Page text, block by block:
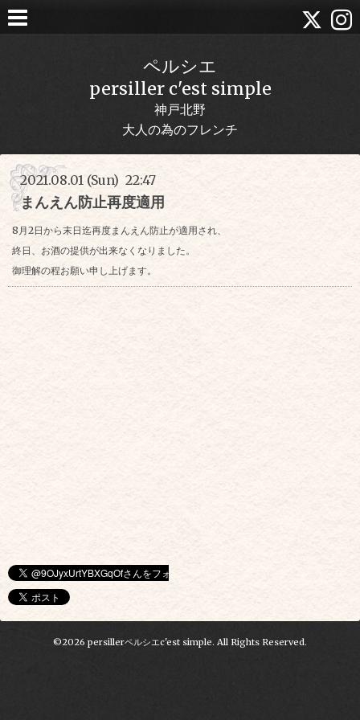
ペルシエ
persiller c'est simple
神戸北野
大人の為のフレンチ
2021.08.01 (Sun) 22:47
まんえん防止再度適用
8月2日から末日迄再度まんえん防止が適用され、
終日、お酒の提供が出来なくなりました。
御理解の程お願い申し上げます。
©2026 persillerペルシエc'est simple. All Rights Reserved.